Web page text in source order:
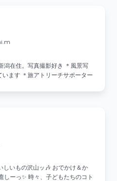
潟在住。写真撮影好き ＊風景写
ます ＊旅アトリーチサポーター
しいもの沢山ッ🎶 おでかけ＆か
ーっ✨ 時々⁡、子どもたちのコト